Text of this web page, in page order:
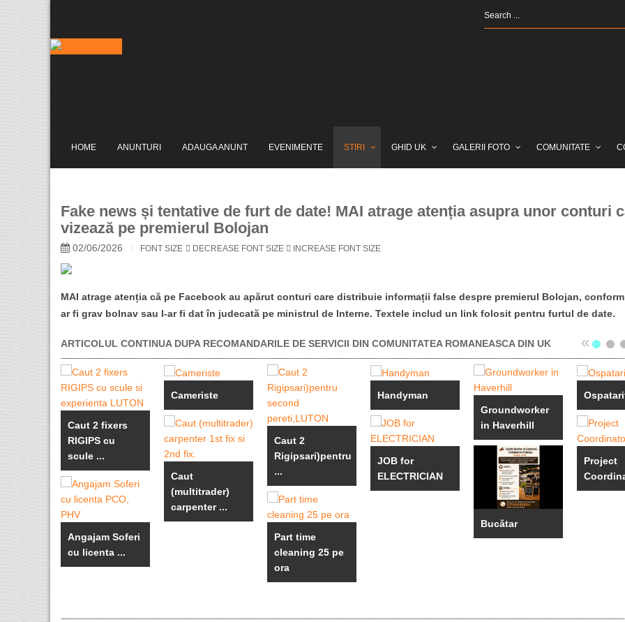
HOME ANUNTURI ADAUGA ANUNT EVENIMENTE STIRI GHID UK GALERII FOTO COMUNITATE
Fake news și tentative de furt de date! MAI atrage atenția asupra unor conturi
vizează pe premierul Bolojan
02/06/2026 FONT SIZE DECREASE FONT SIZE INCREASE FONT SIZE
MAI atrage atenția că pe Facebook au apărut conturi care distribuie informații false despre premierul Bolojan,
ar fi grav bolnav sau l-ar fi dat în judecată pe ministrul de Interne. Textele includ un link folosit pentru furtul de date.
ARTICOLUL CONTINUA DUPA RECOMANDARILE DE SERVICII DIN COMUNITATEA ROMANEASCA DIN UK «
Caut 2 fixers
RIGIPS cu
scule ...
Angajam Soferi
cu licenta ...
Cameriste
Caut
(multitrader)
carpenter ...
Caut 2
Rigipsari)pentru
...
Part time
cleaning 25 pe
ora
Handyman
JOB for
ELECTRICIAN
Groundworker
in Haverhill
Bucătar
Project